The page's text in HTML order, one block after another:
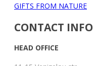
GIFTS FROM NATURE
CONTACT INFO
HEAD OFFICE